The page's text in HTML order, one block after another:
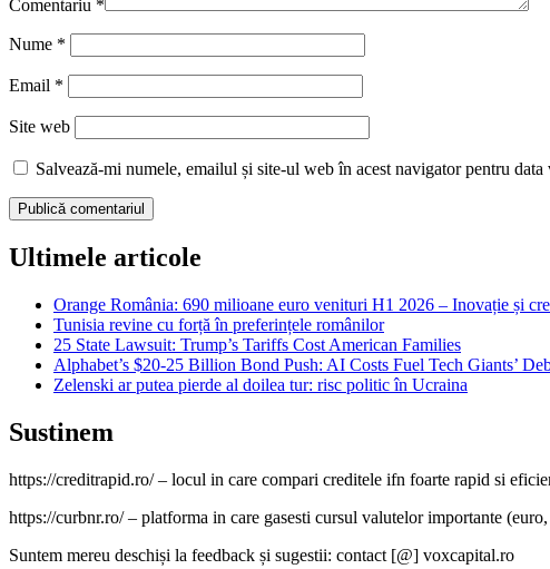
Comentariu *
Nume *
Email *
Site web
Salvează-mi numele, emailul și site-ul web în acest navigator pentru data
Ultimele articole
Orange România: 690 milioane euro venituri H1 2026 – Inovație și
Tunisia revine cu forță în preferințele românilor
25 State Lawsuit: Trump’s Tariffs Cost American Families
Alphabet’s $20-25 Billion Bond Push: AI Costs Fuel Tech Giants’
Zelenski ar putea pierde al doilea tur: risc politic în Ucraina
Sustinem
https://creditrapid.ro/ – locul in care compari creditele ifn foarte rapid si
https://curbnr.ro/ – platforma in care gasesti cursul valutelor importante
Suntem mereu deschiși la feedback și sugestii: contact [@] voxcapital.ro